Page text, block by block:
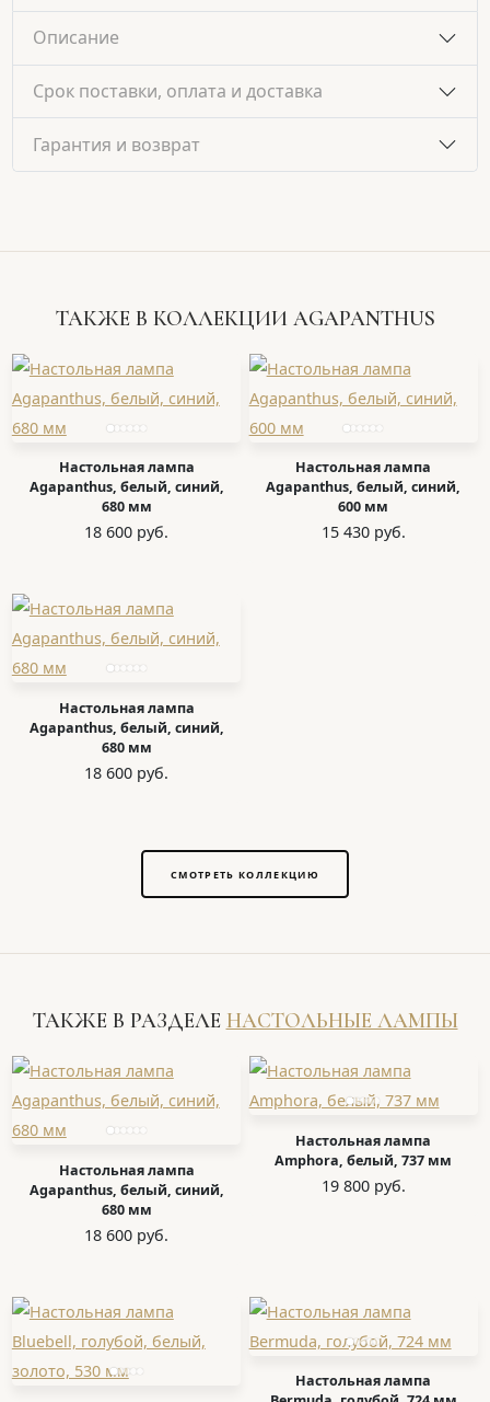
Описание
Срок поставки, оплата и доставка
Гарантия и возврат
ТАКЖЕ В КОЛЛЕКЦИИ AGAPANTHUS
Настольная лампа
Agapanthus, белый, синий,
680 мм
18 600 руб.
Настольная лампа
Agapanthus, белый, синий,
600 мм
15 430 руб.
Настольная лампа
Agapanthus, белый, синий,
680 мм
18 600 руб.
СМОТРЕТЬ КОЛЛЕКЦИЮ
ТАКЖЕ В РАЗДЕЛЕ НАСТОЛЬНЫЕ ЛАМПЫ
Настольная лампа
Agapanthus, белый, синий,
680 мм
18 600 руб.
Настольная лампа
Amphora, белый, 737 мм
19 800 руб.
Настольная лампа